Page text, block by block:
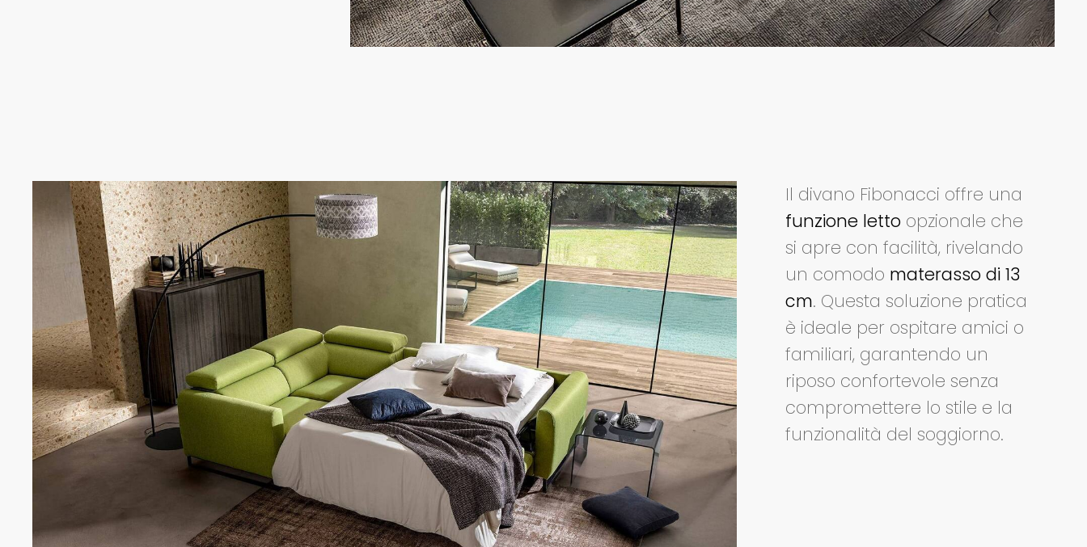
Il divano Fibonacci offre una
funzione letto opzionale che
si apre con facilità, rivelando
un comodo materasso di 13
cm. Questa soluzione pratica
è ideale per ospitare amici o
familiari, garantendo un
riposo confortevole senza
compromettere lo stile e la
funzionalità del soggiorno.